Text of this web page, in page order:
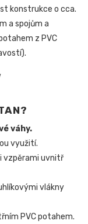
konstrukce o cca.
a spojům a
z PVC
váhy.
využití.
vzpěrami uvnitř
vlákny
PVC potahem.